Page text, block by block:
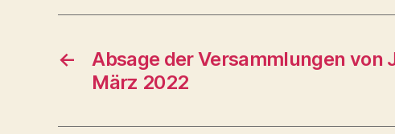
←
Absage der Versammlungen von
März 2022